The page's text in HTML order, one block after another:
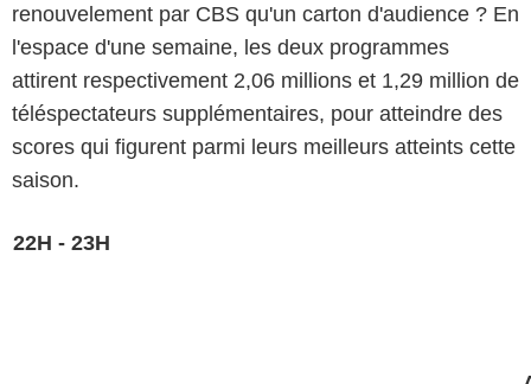
renouvelement par CBS qu'un carton d'audience ? En
l'espace d'une semaine, les deux programmes
attirent respectivement 2,06 millions et 1,29 million de
téléspectateurs supplémentaires, pour atteindre des
scores qui figurent parmi leurs meilleurs atteints cette
saison.
22H - 23H